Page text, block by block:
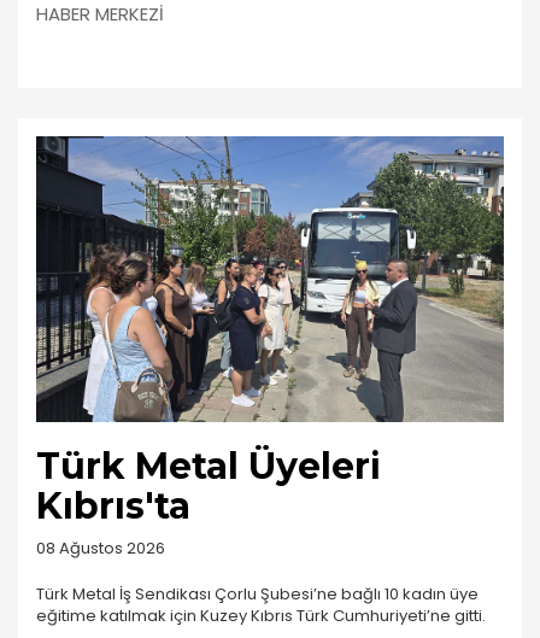
HABER MERKEZİ
Türk Metal Üyeleri
Kıbrıs'ta
08 Ağustos 2026
Türk Metal İş Sendikası Çorlu Şubesi’ne bağlı 10 kadın üye
eğitime katılmak için Kuzey Kıbrıs Türk Cumhuriyeti’ne gitti.